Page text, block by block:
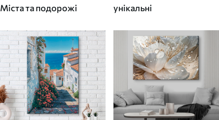
Міста та подорожі унікальні